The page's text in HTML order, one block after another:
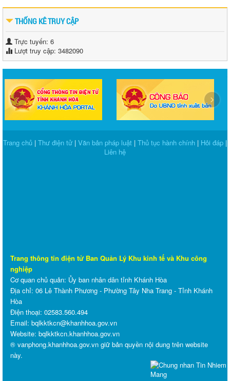
THỐNG KÊ TRUY CẬP
Trực tuyến: 6
Lượt truy cập: 3482090
‹ ›
Trang chủ | Thư điện tử | Văn bản pháp luật | Thủ tục hành chính | Hỏi đáp |
Liên hệ
Trang thông tin điện tử Ban Quản Lý Khu kinh tế và Khu công
nghiệp
Cơ quan chủ quản: Ủy ban nhân dân tỉnh Khánh Hòa
Địa chỉ: 06 Lê Thành Phương - Phường Tây Nha Trang - Tỉnh Khánh
Hòa
Điện thoại: 02583.560.494
Email: bqlkktkcn@khanhhoa.gov.vn
Website: bqlkktkcn.khanhhoa.gov.vn
® vanphong.khanhhoa.gov.vn giữ bản quyền nội dung trên website
này.